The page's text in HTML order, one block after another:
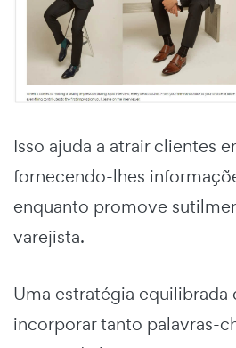
Isso ajuda a atrair clientes
fornecendo-lhes
enquanto promove
varejista.
Uma estratégia equilibrada
incorporar tanto palavras-